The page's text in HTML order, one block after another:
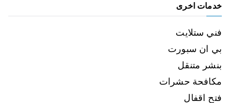
خدمات اخرى
فني ستلايت
بي ان سبورت
بنشر متنقل
مكافحة حشرات
فتح اقفال